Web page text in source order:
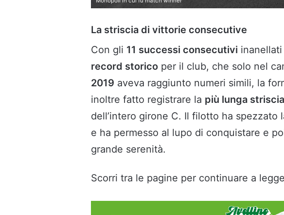
La striscia di vittorie consecutive
Con gli 11 successi consecutivi
record storico per il club, che solo nel
2019 aveva raggiunto numeri simili, la
inoltre fatto registrare la più lunga
dell’intero girone C. Il filotto ha spezzato
e ha permesso al lupo di conquistare e
grande serenità.
Scorri tra le pagine per continuare a